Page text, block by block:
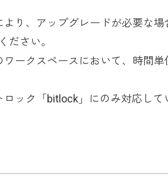
り、アップグレードが必要な場
ださい。
ークスペースにおいて、時間単
ック「bitlock」にのみ対応して